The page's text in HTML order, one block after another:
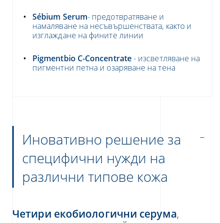
Sébium Serum- предотвратяване и
намаляване на несъвършенствата, както и
изглаждане на фините линии
Pigmentbio C-Concentrate- изсветляване на
пигментни петна и озаряване на тена
Иновативно решение за
специфични нужди на
различни типове кожа
Четири екобиологични серума,